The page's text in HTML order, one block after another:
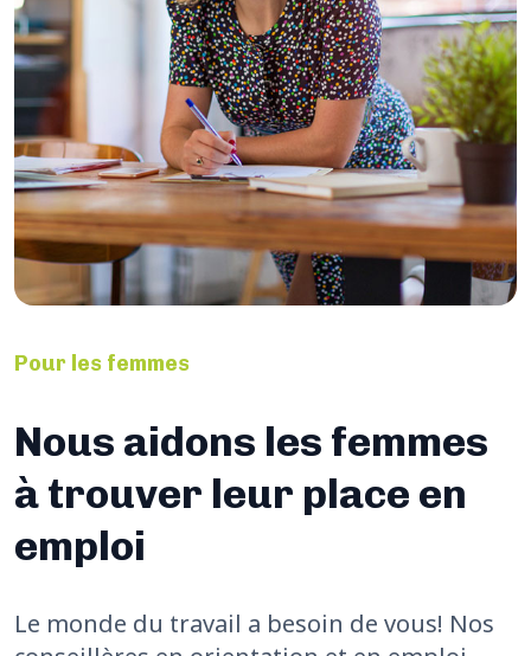
Pour les femmes
Nous aidons les femmes
à trouver leur place en
emploi
Le monde du travail a besoin de vous! Nos